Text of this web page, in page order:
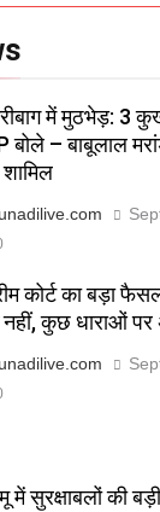
में मुठभेड़: 3
बोले – बाबूलाल
कोर्ट का बड़ा
नहीं, कुछ धाराओं पर
में सुरक्षाबलों की